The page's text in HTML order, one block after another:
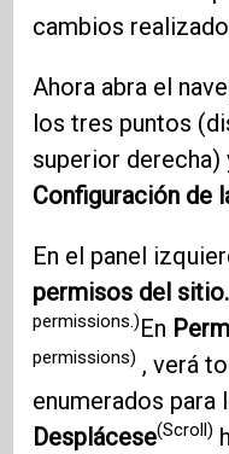
cambios
Ahora abra el
los tres puntos
superior
Configuración de
En el panel
permisos del
permissions.)En
permissions) , verá
enumerados
Desplácese(Scroll)